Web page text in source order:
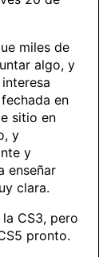
miles de
algo, y
en
sitio en
y
y
enseñar
clara.
CS3, pero
pronto.